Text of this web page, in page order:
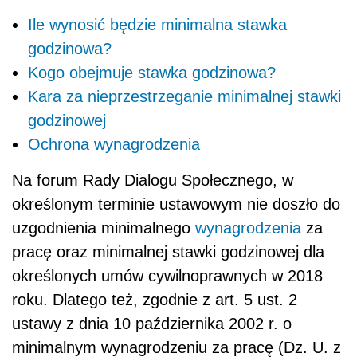
Ile wynosić będzie minimalna stawka
godzinowa?
Kogo obejmuje stawka godzinowa?
Kara za nieprzestrzeganie minimalnej stawki
godzinowej
Ochrona wynagrodzenia
Na forum Rady Dialogu Społecznego, w
określonym terminie ustawowym nie doszło do
uzgodnienia minimalnego wynagrodzenia za
pracę oraz minimalnej stawki godzinowej dla
określonych umów cywilnoprawnych w 2018
roku. Dlatego też, zgodnie z art. 5 ust. 2
ustawy z dnia 10 października 2002 r. o
minimalnym wynagrodzeniu za pracę (Dz. U. z